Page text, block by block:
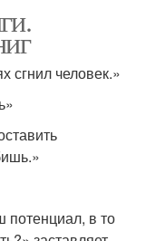
сгнил человек.»
потенциал, в то